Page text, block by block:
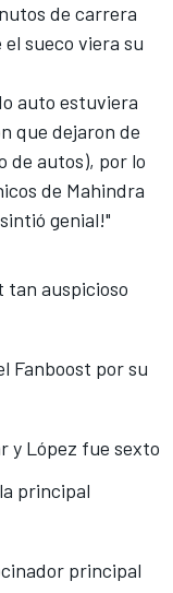
de carrera
sueco viera su
auto estuviera
que dejaron de
de autos), por lo
de Mahindra
genial!"
tan auspicioso
Fanboost por su
y López fue sexto
principal
principal